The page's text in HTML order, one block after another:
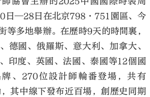
日—28日在北京798·751園區、今
等多地舉辦。在歷時9天的時間裏，
德國、俄羅斯、意大利、加拿大、
印度、英國、法國、泰國等12個國
、270位設計師輪番登場，共有
其中線下發布近百場，創歷史同期